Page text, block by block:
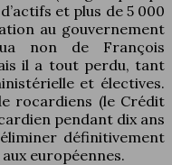
et plus de 5 000
au gouvernement
non de François
il a tout perdu, tant
et électives.
rocardiens (le Crédit
pendant dix ans
définitivement
européennes.